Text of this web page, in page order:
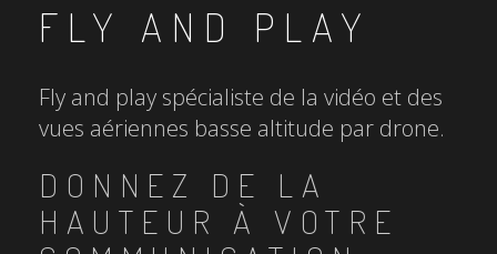
FLY AND PLAY
Fly and play spécialiste de la vidéo et des
vues aériennes basse altitude par drone.
DONNEZ DE LA
HAUTEUR À VOTRE